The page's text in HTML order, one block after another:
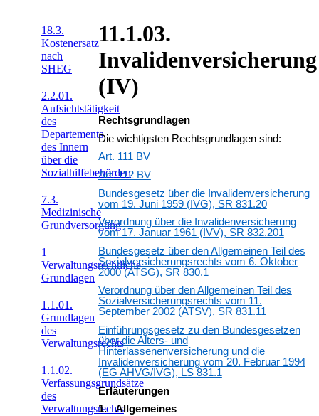
18.3.
Kostenersatz
nach
SHEG
2.2.01.
Aufsichtstätigkeit
des
Departements
des Innern
über die
Sozialhilfebehörden
7.3.
Medizinische
Grundversorgung
1
Verwaltungsrechtliche
Grundlagen
1.1.01.
Grundlagen
des
Verwaltungsrechts
1.1.02.
Verfassungsgrundsätze
des
Verwaltungsrechts
11.1.03.
Invalidenversicherung
(IV)
Rechtsgrundlagen
Die wichtigsten Rechtsgrundlagen sind:
Art. 111 BV
Art. 112 BV
Bundesgesetz über die Invalidenversicherung
vom 19. Juni 1959 (IVG), SR 831.20
Verordnung über die Invalidenversicherung
vom 17. Januar 1961 (IVV), SR 832.201
Bundesgesetz über den Allgemeinen Teil des
Sozialversicherungsrechts vom 6. Oktober
2000 (ATSG), SR 830.1
Verordnung über den Allgemeinen Teil des
Sozialversicherungsrechts vom 11.
September 2002 (ATSV), SR 831.11
Einführungsgesetz zu den Bundesgesetzen
über die Alters- und
Hinterlassenenversicherung und die
Invalidenversicherung vom 20. Februar 1994
(EG AHVG/IVG), LS 831.1
Erläuterungen
1. Allgemeines